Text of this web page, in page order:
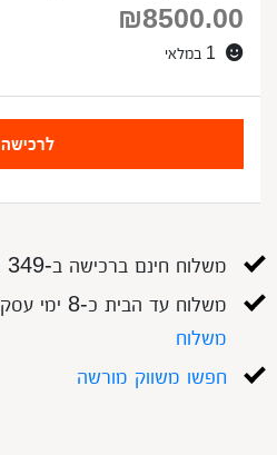
₪8500.00
1 במלאי
לרכישה
משלוח חינם ברכישה ב-349 ₪ ומעלה
משלוח עד הבית כ-8 ימי עסקים, למעט
משלוח
חפשו משווק מורשה